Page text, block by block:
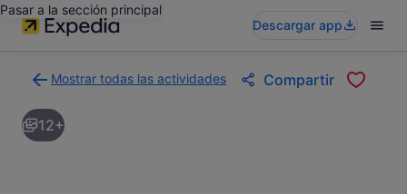
Pasar a la sección principal
Descargar app
Mostrar todas las actividades
a
la
página
Compartir
12+